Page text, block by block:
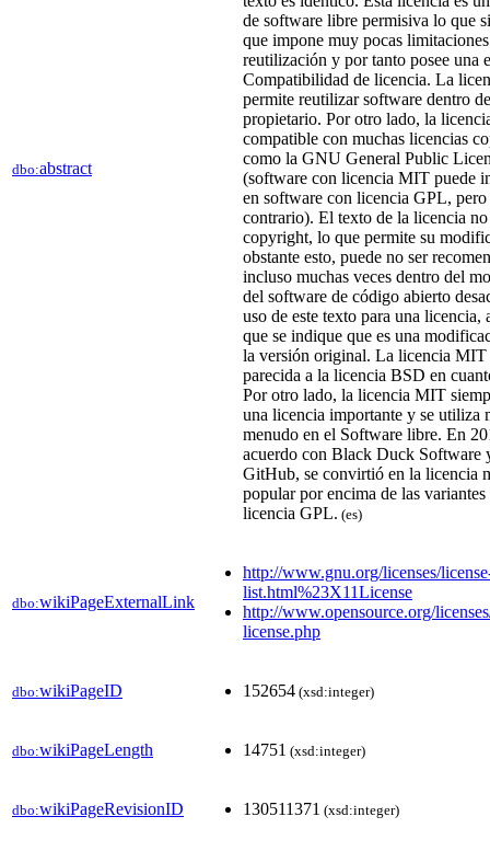
dbo:abstract
de software libre permisiva lo que
que impone muy pocas
reutilización y por tanto posee una
Compatibilidad de licencia. La
permite reutilizar software dentro
propietario. Por otro lado, la
compatible con muchas licencias
como la GNU General Public
(software con licencia MIT puede
en software con licencia GPL,
contrario). El texto de la licencia
copyright, lo que permite su
obstante esto, puede no ser
incluso muchas veces dentro del
del software de código abierto
uso de este texto para una licencia,
que se indique que es una
la versión original. La licencia MIT
parecida a la licencia BSD​ en
Por otro lado, la licencia MIT
una licencia importante y se utiliza
menudo en el Software libre. En
acuerdo con Black Duck Software
GitHub,​ se convirtió en la licencia
popular por encima de las variantes
licencia GPL. (es)
dbo:wikiPageExternalLink
http://www.gnu.org/licenses/
list.html%23X11License
http://www.opensource.org/
license.php
dbo:wikiPageID 152654 (xsd:integer)
dbo:wikiPageLength 14751 (xsd:integer)
dbo:wikiPageRevisionID 130511371 (xsd:integer)